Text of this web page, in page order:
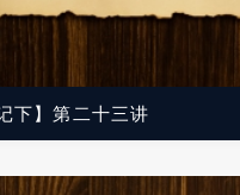
下】第二十三讲